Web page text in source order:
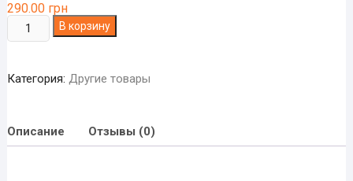
290.00 грн
Количество
товара
магістрального
для
В корзину
Категория: Другие товары
Описание Отзывы (0)